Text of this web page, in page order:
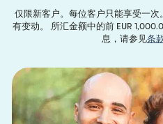
仅限新客户。每位客户只能享受一
有变动。 所汇金额中的前 EUR
息，请参见条